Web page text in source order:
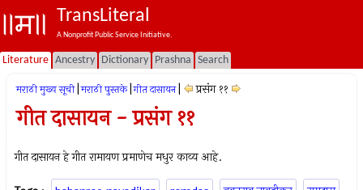
TransLiteral
A Nonprofit Public Service Initiative.
Literature Ancestry Dictionary Prashna Search
मराठी मुख्य सूची मराठी पुस्तके गीत दासायन प्रसंग ११
गीत दासायन - प्रसंग ११
गीत दासायन हे गीत रामायण प्रमाणेच मधुर काव्य आहे.